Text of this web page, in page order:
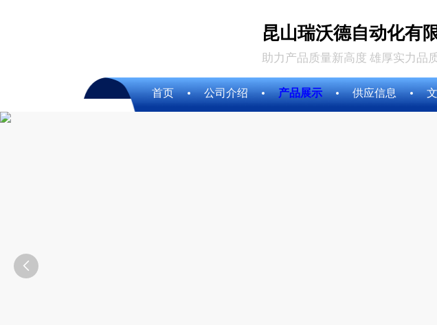
昆山瑞沃德自动化有
助力产品质量新高度 雄厚实力品
首页 公司介绍 产品展示 供应信息
